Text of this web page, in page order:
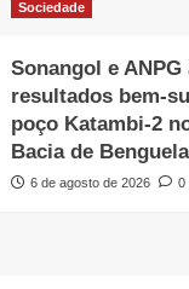
Sociedade
Sonangol e ANPG
resultados bem-
poço Katambi-2
Bacia de Benguela
6 de agosto de 2026 0